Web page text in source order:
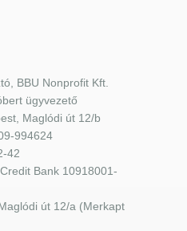
BBU Nonprofit Kft.
ügyvezető
Maglódi út 12/b
994624
42
Bank 10918001-
út 12/a (Merkapt